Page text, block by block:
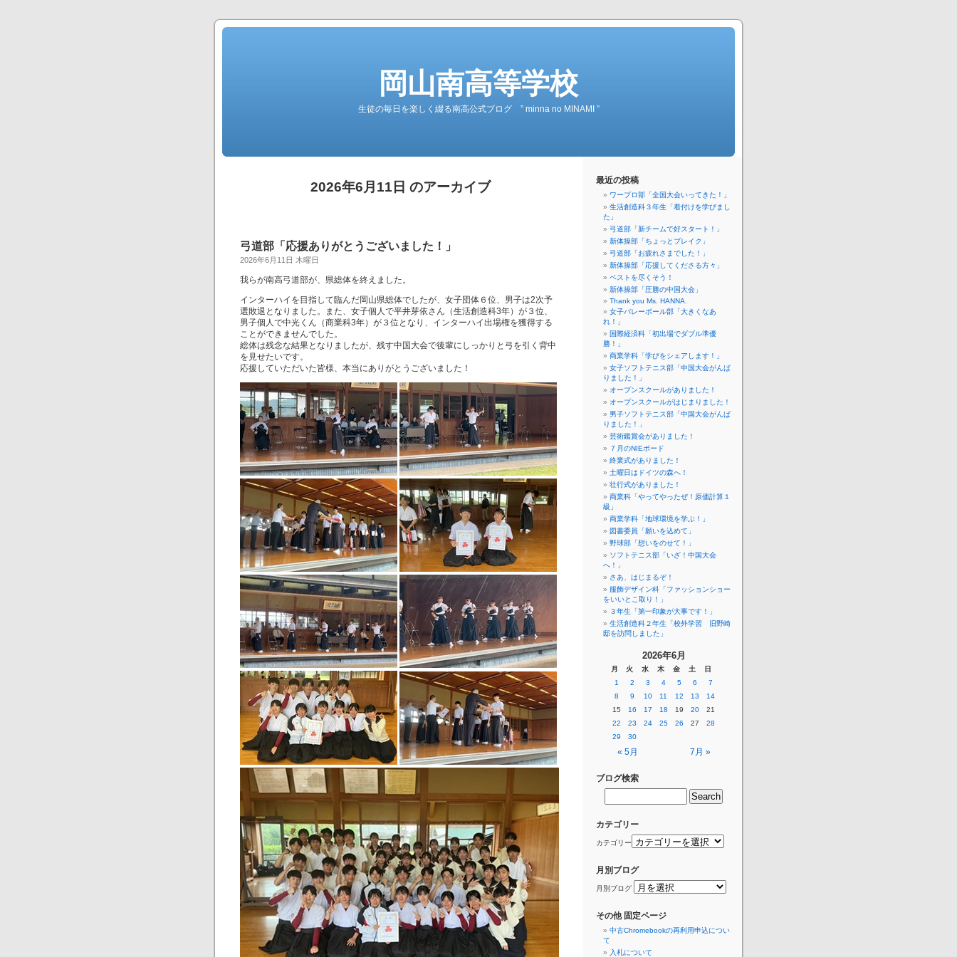
岡山南高等学校
生徒の毎日を楽しく綴る南高公式ブログ ” minna no MINAMI ”
2026年6月11日 のアーカイブ
弓道部「応援ありがとうございました！」
2026年6月11日 木曜日
我らが南高弓道部が、県総体を終えました。
インターハイを目指して臨んだ岡山県総体でしたが、女子団体６位、男子は2次予
選敗退となりました。また、女子個人で平井芽依さん（生活創造科3年）が３位、
男子個人で中光くん（商業科3年）が３位となり、インターハイ出場権を獲得する
ことができませんでした。
総体は残念な結果となりましたが、残す中国大会で後輩にしっかりと弓を引く背中
を見せたいです。
応援していただいた皆様、本当にありがとうございました！
最近の投稿
ワープロ部「全国大会いってきた！」
生活創造科３年生「着付けを学びまし
た」
弓道部「新チームで好スタート！」
新体操部「ちょっとブレイク」
弓道部「お疲れさまでした！」
新体操部「応援してくださる方々」
ベストを尽くそう！
新体操部「圧勝の中国大会」
Thank you Ms. HANNA.
女子バレーボール部「大きくなあ
れ！」
国際経済科「初出場でダブル準優
勝！」
商業学科「学びをシェアします！」
女子ソフトテニス部「中国大会がんば
りました！」
オープンスクールがありました！
オープンスクールがはじまりました！
男子ソフトテニス部「中国大会がんば
りました！」
芸術鑑賞会がありました！
７月のNIEボード
終業式がありました！
土曜日はドイツの森へ！
壮行式がありました！
商業科「やってやったぜ！原価計算１
級」
商業学科「地球環境を学ぶ！」
図書委員「願いを込めて」
野球部「想いをのせて！」
ソフトテニス部「いざ！中国大会
へ！」
さあ、はじまるぞ！
服飾デザイン科「ファッションショー
をいいとこ取り！」
３年生「第一印象が大事です！」
生活創造科２年生「校外学習 旧野崎
邸を訪問しました」
2026年6月
月 火 水 木 金 土 日
« 5月 7月 »
1 2 3 4 5 6
7
8
9 10 11 12 13
14
15
16 17 18 19 20
21
22
23 24 25 26 27
28
29
30
ブログ検索
カテゴリー
カテゴリー
月別ブログ
月別ブログ
その他 固定ページ
中古Chromebookの再利用申込につい
て
入札について